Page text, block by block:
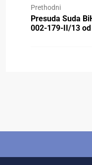
Prethodni
Presuda Suda
002-179-II/13